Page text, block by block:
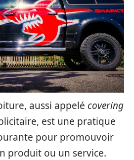
aussi appelé covering
est une pratique
pour promouvoir
produit ou un service.